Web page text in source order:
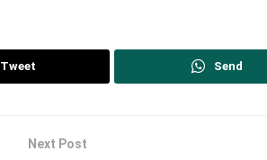
Tweet Send
Next Post